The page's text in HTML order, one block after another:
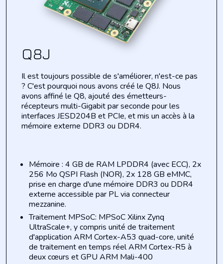
Q8J
Il est toujours possible de s'améliorer, n'est-ce pas
? C'est pourquoi nous avons créé le Q8J. Nous
avons affiné le Q8, ajouté des émetteurs-
récepteurs multi-Gigabit par seconde pour les
interfaces JESD204B et PCIe, et mis un accès à la
mémoire externe DDR3 ou DDR4.
Mémoire : 4 GB de RAM LPDDR4 (avec ECC), 2x
256 Mo QSPI Flash (NOR), 2x 128 GB eMMC,
prise en charge d'une mémoire DDR3 ou DDR4
externe accessible par PL via connecteur
mezzanine.
Traitement MPSoC: MPSoC Xilinx Zynq
UltraScale+, y compris unité de traitement
d'application ARM Cortex-A53 quad-core, unité
de traitement en temps réel ARM Cortex-R5 à
deux cœurs et GPU ARM Mali-400